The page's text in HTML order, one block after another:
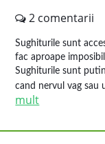
2 comentarii
Sughiturile sunt
fac aproape
Sughiturile sunt
cand nervul vag sau
mult